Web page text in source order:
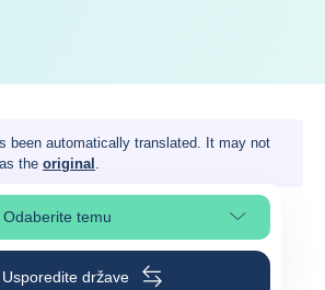
been automatically translated. It may not
the original .
Odaberite temuOdaberite odjeljak na stranici
Usporedite države